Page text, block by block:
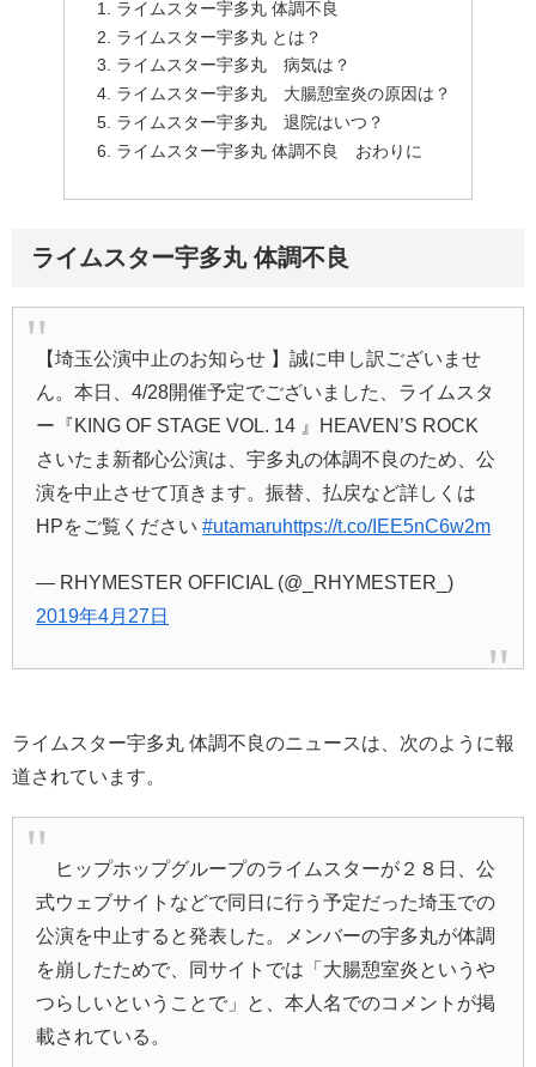
ライムスター宇多丸 体調不良
ライムスター宇多丸 とは？
ライムスター宇多丸 病気は？
ライムスター宇多丸 大腸憩室炎の原因は？
ライムスター宇多丸 退院はいつ？
ライムスター宇多丸 体調不良 おわりに
ライムスター宇多丸 体調不良
【埼玉公演中止のお知らせ 】誠に申し訳ございませ
ん。本日、4/28開催予定でございました、ライムスタ
ー『KING OF STAGE VOL. 14 』HEAVEN’S ROCK
さいたま新都心公演は、宇多丸の体調不良のため、公
演を中止させて頂きます。振替、払戻など詳しくは
HPをご覧ください#utamaruhttps://t.co/IEE5nC6w2m
— RHYMESTER OFFICIAL (@_RHYMESTER_)
2019年4月27日
ライムスター宇多丸 体調不良のニュースは、次のように報
道されています。
ヒップホップグループのライムスターが２８日、公
式ウェブサイトなどで同日に行う予定だった埼玉での
公演を中止すると発表した。メンバーの宇多丸が体調
を崩したためで、同サイトでは「大腸憩室炎というや
つらしいということで」と、本人名でのコメントが掲
載されている。